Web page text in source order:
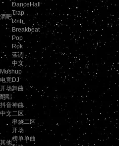
酒吧
DanceHall
Trap
Rnb
Breakbeat
Pop
Rok
蓝调
中文
Mushup
电竞DJ
开场舞曲
翻唱
抖音神曲
中文二区
其他
串烧二区
开场
榜单单曲